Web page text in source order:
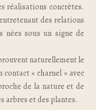
réalisations concrètes.
des relations
nées sous un signe de
naturellement le
contact « charnel » avec
de la nature et de
arbres et des plantes.